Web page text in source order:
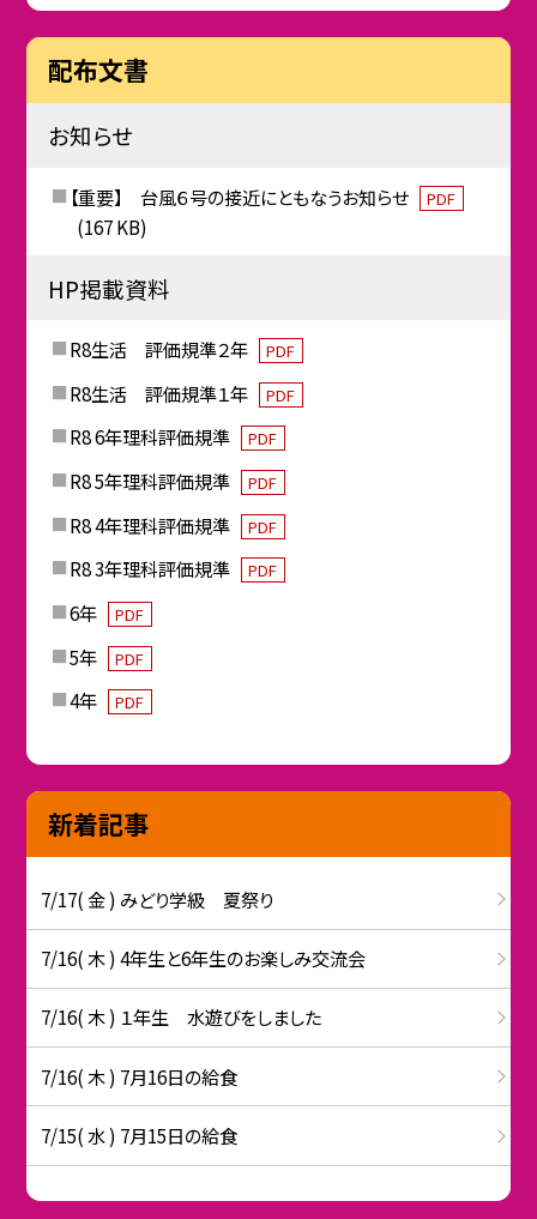
配布文書
お知らせ
【重要】 台風６号の接近にともなうお知らせ PDF
(167 KB)
HP掲載資料
R8生活 評価規準２年 PDF
R8生活 評価規準１年 PDF
R8 6年理科評価規準 PDF
R8 5年理科評価規準 PDF
R8 4年理科評価規準 PDF
R8 3年理科評価規準 PDF
6年 PDF
5年 PDF
4年 PDF
新着記事
7/17( 金 ) みどり学級 夏祭り
7/16( 木 ) 4年生と6年生のお楽しみ交流会
7/16( 木 ) １年生 水遊びをしました
7/16( 木 ) 7月16日の給食
7/15( 水 ) 7月15日の給食